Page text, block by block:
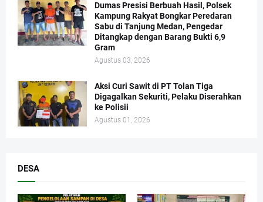
Dumas Presisi Berbuah Hasil, Polsek
Kampung Rakyat Bongkar Peredaran
Sabu di Tanjung Medan, Pengedar
Ditangkap dengan Barang Bukti 6,9
Gram
Agustus 03, 2026
Aksi Curi Sawit di PT Tolan Tiga
Digagalkan Sekuriti, Pelaku Diserahkan
ke Polisii
Agustus 01, 2026
DESA